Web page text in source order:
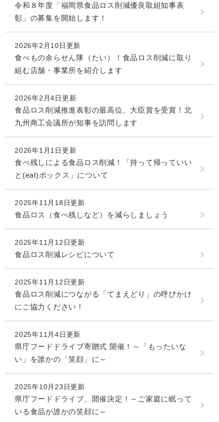
令和８年度「福岡県食品ロス削減優良取組知事表
彰」の募集を開始します！
2026年2月10日更新
食べもの余らせん隊（たい）！食品ロス削減に取り
組む店舗・事業所を紹介します
2026年2月4日更新
食品ロス削減推進表彰の最高位、大臣賞を受賞！北
九州商工会議所が知事を訪問します
2026年1月1日更新
食べ残しによる食品ロス削減！「持って帰っていい
と(eat)ボックス」について
2025年11月18日更新
食品ロス（食べ残しなど）を減らしましょう
2025年11月12日更新
食品ロス削減レシピについて
2025年11月12日更新
食品ロス削減につながる「てまえどり」の呼びかけ
にご協力ください！
2025年11月4日更新
県庁フードドライブ寄贈式 開催！～「もったいな
い」を誰かの「笑顔」に～
2025年10月23日更新
県庁フードドライブ、開催決定！～ご家庭に眠って
いる食品が誰かの笑顔に～